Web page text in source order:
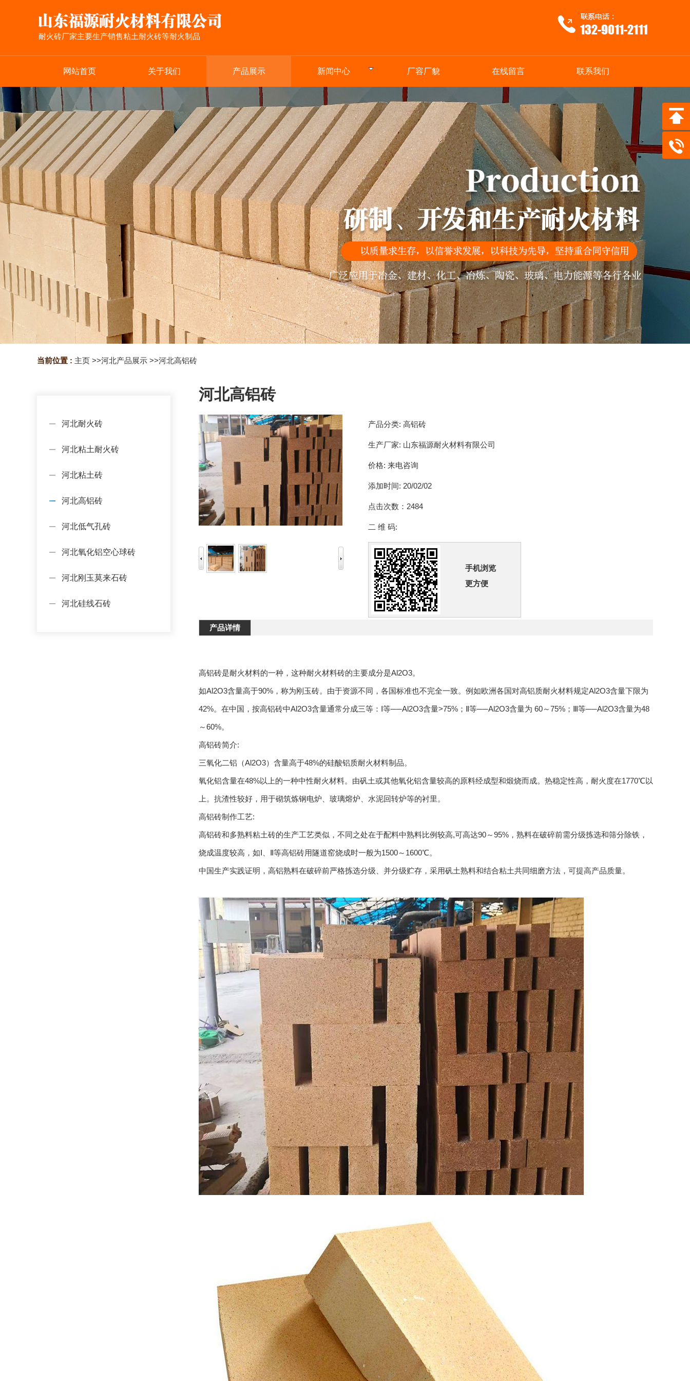
耐火砖厂家主要生产销售粘土耐火砖等耐火制品
网站首页 关于我们 产品展示 新闻中心 厂容厂貌 在线留言 联系我们
当前位置 : 主页 >>河北产品展示 >>河北高铝砖
河北耐火砖
河北粘土耐火砖
河北粘土砖
河北高铝砖
河北低气孔砖
河北氧化铝空心球砖
河北刚玉莫来石砖
河北硅线石砖
河北高铝砖
产品分类: 高铝砖
生产厂家: 山东福源耐火材料有限公司
价格: 来电咨询
添加时间: 20/02/02
点击次数： 2484
二 维 码:
手机浏览
更方便
产品详情
高铝砖是耐火材料的一种，这种耐火材料砖的主要成分是Al2O3。
如Al2O3含量高于90%，称为刚玉砖。由于资源不同，各国标准也不完全一致。例如欧洲各国对高铝质耐火材料规定Al2O3含量下限为
42%。在中国，按高铝砖中Al2O3含量通常分成三等：Ⅰ等──Al2O3含量>75%；Ⅱ等──Al2O3含量为 60～75%；Ⅲ等──Al2O3含量为48
～60%。
高铝砖简介:
三氧化二铝（Al2O3）含量高于48%的硅酸铝质耐火材料制品。
氧化铝含量在48%以上的一种中性耐火材料。由矾土或其他氧化铝含量较高的原料经成型和煅烧而成。热稳定性高，耐火度在1770℃以
上。抗渣性较好，用于砌筑炼钢电炉、玻璃熔炉、水泥回转炉等的衬里。
高铝砖制作工艺:
高铝砖和多熟料粘土砖的生产工艺类似，不同之处在于配料中熟料比例较高,可高达90～95%，熟料在破碎前需分级拣选和筛分除铁，
烧成温度较高，如Ⅰ、Ⅱ等高铝砖用隧道窑烧成时一般为1500～1600℃。
中国生产实践证明，高铝熟料在破碎前严格拣选分级、并分级贮存，采用矾土熟料和结合粘土共同细磨方法，可提高产品质量。